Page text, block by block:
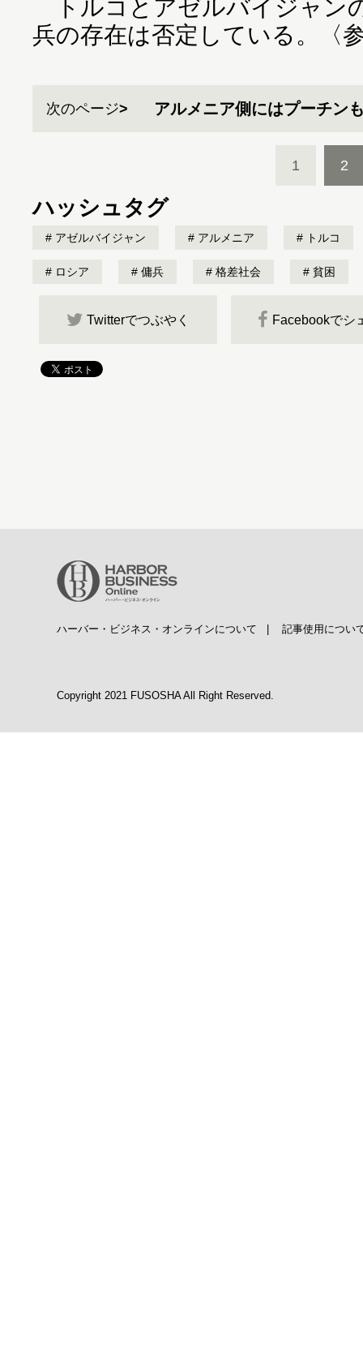
トルコとアゼルバイジャン
兵の存在は否定している。〈
次のページ アルメニア側にはプーチン
1 2
ハッシュタグ
アゼルバイジャン アルメニア トルコ
ロシア 傭兵 格差社会 貧困
Twitterでつぶやく Facebookでシ
ハーバー・ビジネス・オンラインについて 記事使用につい
Copyright 2021 FUSOSHA All Right Reserved.